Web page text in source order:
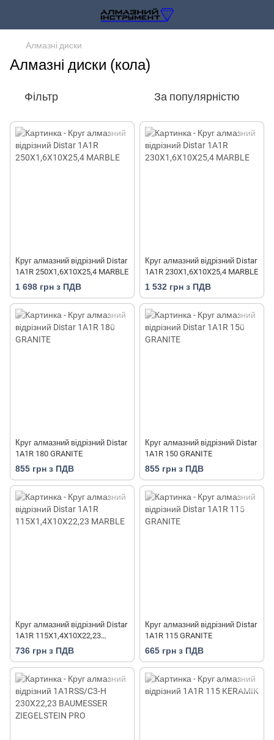
Алмазні диски
Алмазні диски (кола)
Фільтр За популярністю
Круг алмазний відрізний Distar
1A1R 250X1,6X10X25,4 MARBLE
1 698 грн з ПДВ
Круг алмазний відрізний Distar
1A1R 230X1,6X10X25,4 MARBLE
1 532 грн з ПДВ
Круг алмазний відрізний Distar
1A1R 180 GRANITE
855 грн з ПДВ
Круг алмазний відрізний Distar
1A1R 150 GRANITE
855 грн з ПДВ
Круг алмазний відрізний Distar
1A1R 115X1,4X10X22,23
MARBLE
736 грн з ПДВ
Круг алмазний відрізний Distar
1A1R 115 GRANITE
665 грн з ПДВ